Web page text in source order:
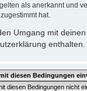
als anerkannt und
hat.
Umgang mit
enthalten.